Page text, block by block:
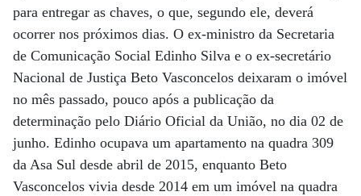
para entregar as chaves, o que, segundo ele, deverá
ocorrer nos próximos dias. O ex-ministro da Secretaria
de Comunicação Social Edinho Silva e o ex-secretário
Nacional de Justiça Beto Vasconcelos deixaram o imóvel
no mês passado, pouco após a publicação da
determinação pelo Diário Oficial da União, no dia 02 de
junho. Edinho ocupava um apartamento na quadra 309
da Asa Sul desde abril de 2015, enquanto Beto
Vasconcelos vivia desde 2014 em um imóvel na quadra